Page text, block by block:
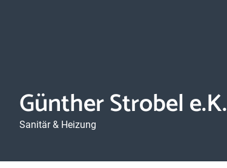
Günther Strobel e.K.
Sanitär & Heizung